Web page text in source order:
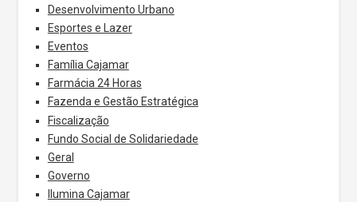
Desenvolvimento Urbano
Esportes e Lazer
Eventos
Família Cajamar
Farmácia 24 Horas
Fazenda e Gestão Estratégica
Fiscalização
Fundo Social de Solidariedade
Geral
Governo
Ilumina Cajamar